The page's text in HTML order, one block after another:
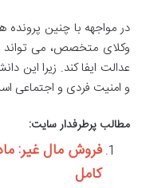
در مواجهه با چنین پرونده
وکلای متخصص، می
عدالت ایفا کند. زیرا این
و امنیت فردی و اجتماعی
مطالب پرطرفدار سایت:
فروش مال غیر:
کامل